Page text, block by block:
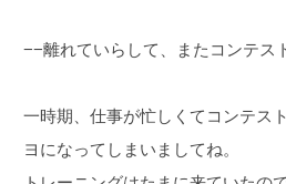
−−離れていらして、またコンテス
一時期、仕事が忙しくてコンテス
ヨになってしまいましてね。